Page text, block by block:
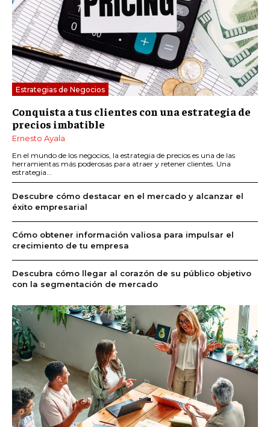
Estrategias de Negocios
Conquista a tus clientes con una estrategia de
precios imbatible
Ernesto Ayala
En el mundo de los negocios, la estrategia de precios es una de las
herramientas más poderosas para atraer y retener clientes. Una
estrategia...
Descubre cómo destacar en el mercado y alcanzar el
éxito empresarial
Cómo obtener información valiosa para impulsar el
crecimiento de tu empresa
Descubra cómo llegar al corazón de su público objetivo
con la segmentación de mercado